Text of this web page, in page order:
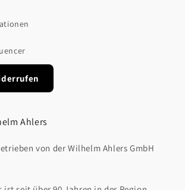
Ahlers
von der Wilhelm Ahlers GmbH